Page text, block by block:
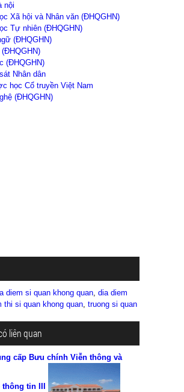
nội
Xã hội và Nhân văn (ĐHQGHN)
Tự nhiên (ĐHQGHN)
(ĐHQGHN)
(ĐHQGHN)
Nhân dân
học Cổ truyền Việt Nam
(ĐHQGHN)
diem si quan khong quan, dia diem
thi si quan khong quan, truong si quan
liên quan
cấp Bưu chính Viễn thông và
thông tin III